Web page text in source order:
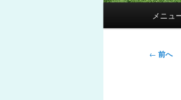
メニュ
投
← 前へ